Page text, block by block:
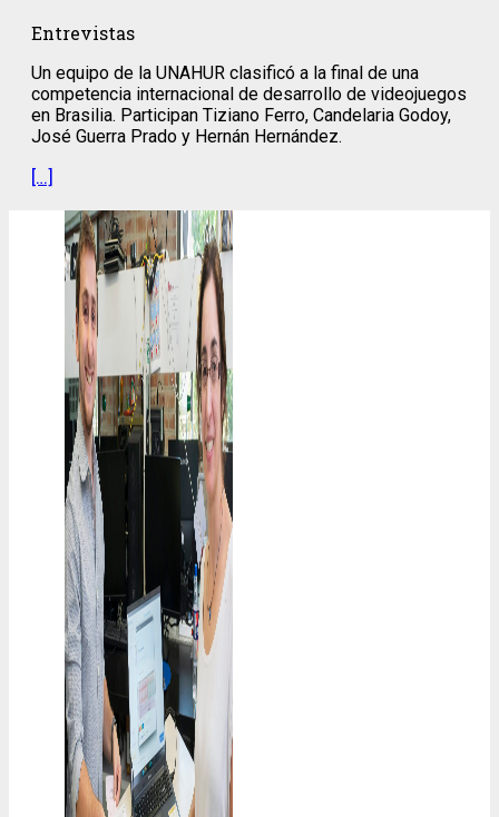
Entrevistas
Un equipo de la UNAHUR clasificó a la final de una
competencia internacional de desarrollo de videojuegos
en Brasilia. Participan Tiziano Ferro, Candelaria Godoy,
José Guerra Prado y Hernán Hernández.
[…]